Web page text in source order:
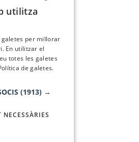
utilitza
per millorar
En utilitzar el
totes les galetes
de galetes.
(1913) →